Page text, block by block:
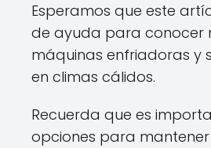
Esperamos que este
de ayuda para conocer
máquinas enfriadoras y
en climas cálidos.
Recuerda que es
opciones para